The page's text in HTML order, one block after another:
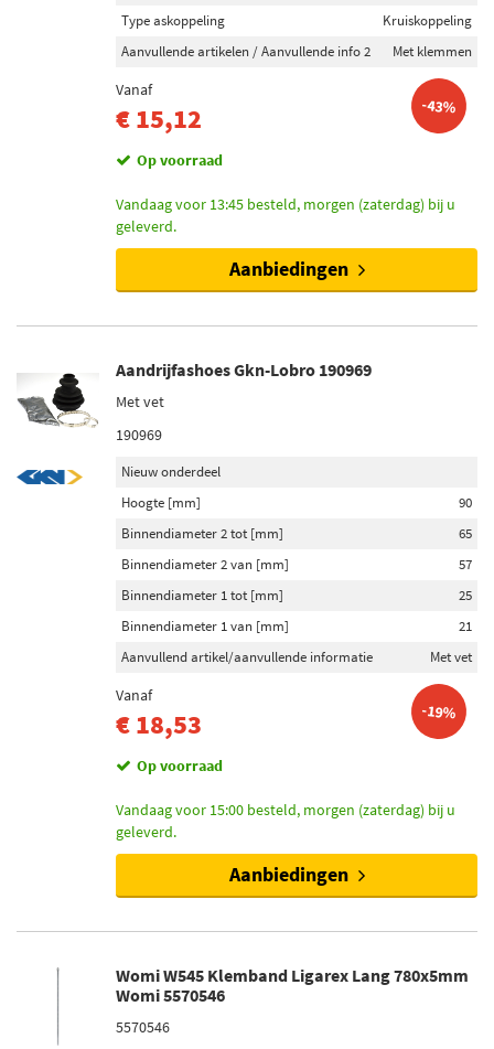
Type askoppeling
Kruiskoppeling
Aanvullende artikelen / Aanvullende info 2
Met klemmen
Vanaf
€ 15,12 -43%
Op voorraad
Vandaag voor 13:45 besteld, morgen (zaterdag) bij u
geleverd.
Aanbiedingen
Aandrijfashoes Gkn-Lobro 190969
Met vet
190969
Nieuw onderdeel
Hoogte [mm]
90
Binnendiameter 2 tot [mm]
65
Binnendiameter 2 van [mm]
57
Binnendiameter 1 tot [mm]
25
Binnendiameter 1 van [mm]
21
Aanvullend artikel/aanvullende informatie
Met vet
Vanaf
€ 18,53 -19%
Op voorraad
Vandaag voor 15:00 besteld, morgen (zaterdag) bij u
geleverd.
Aanbiedingen
Womi W545 Klemband Ligarex Lang 780x5mm
Womi 5570546
5570546